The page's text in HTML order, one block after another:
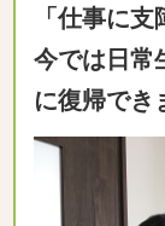
「仕事に
今では日常
に復帰でき